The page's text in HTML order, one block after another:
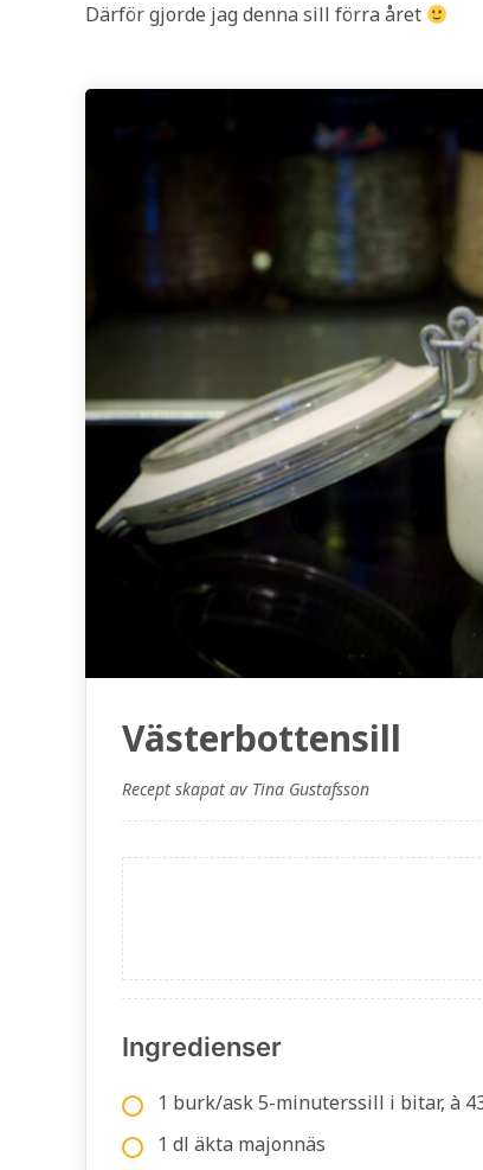
Därför gjorde jag denna sill förra året
Västerbottensill
Recept skapat av Tina Gustafsson
Ingredienser
1 burk/ask 5-minuterssill i bitar, à
1 dl äkta majonnäs